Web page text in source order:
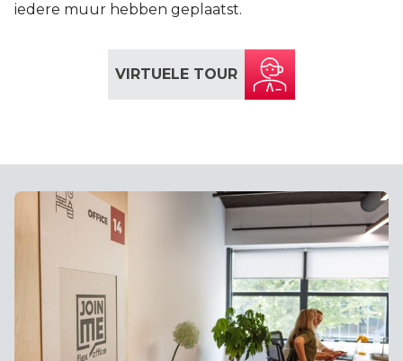
iedere muur hebben geplaatst.
VIRTUELE TOUR